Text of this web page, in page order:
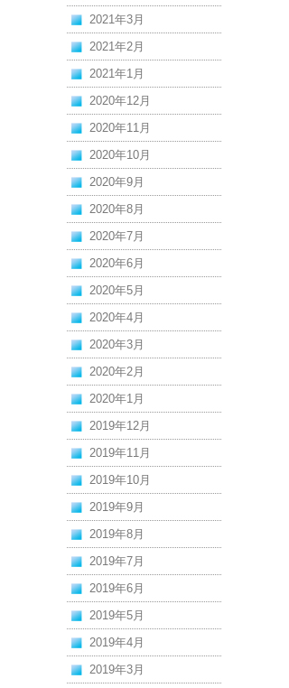
2021年3月
2021年2月
2021年1月
2020年12月
2020年11月
2020年10月
2020年9月
2020年8月
2020年7月
2020年6月
2020年5月
2020年4月
2020年3月
2020年2月
2020年1月
2019年12月
2019年11月
2019年10月
2019年9月
2019年8月
2019年7月
2019年6月
2019年5月
2019年4月
2019年3月